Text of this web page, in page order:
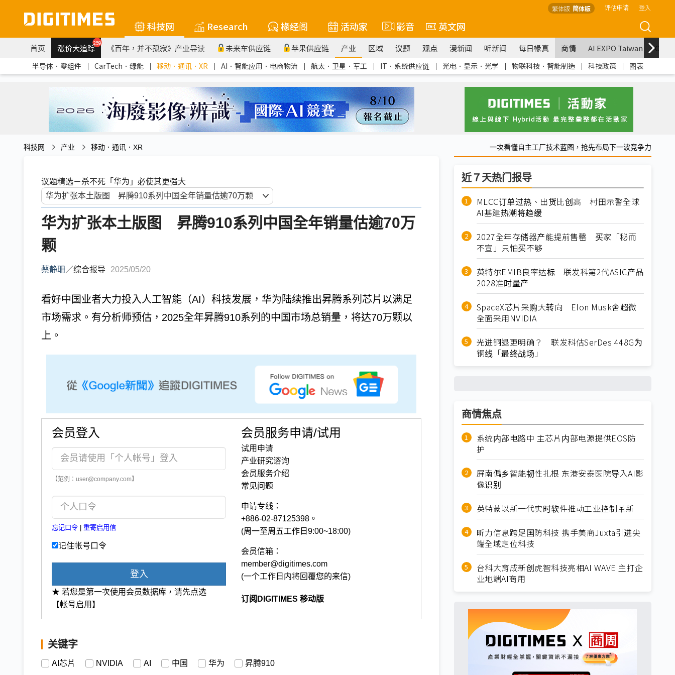
繁体版 简体版 评估申请 登入
科技网 Research 椽经阁 活动家 影音 英文网
首页 涨价大追踪259 《百年，并不孤寂》产业导读 未来车供应链 苹果供应链 产业 区域 议题 观点 漫新闻 听新闻 每日椽真 商情 AI EXPO Taiwan
半导体．零组件 ｜ CarTech．绿能 ｜ 移动．通讯．XR ｜ AI．智能应用．电商物流 ｜ 航太．卫星．军工 ｜ IT．系统供应链 ｜ 光电．显示．光学 ｜ 物联科技．智能制造 ｜ 科技政策 ｜ 图表
科技网 产业 移动．通讯．XR 一次看懂自主工厂技术蓝图，抢先布局下一波竞争力
议题精选－杀不死「华为」必使其更强大
华为扩张本土版图 昇腾910系列中国全年销量估逾70万
颗
蔡静珊／综合报导 2025/05/20
看好中国业者大力投入人工智能（AI）科技发展，华为陆续推出昇腾系列芯片以满足
市场需求。有分析师预估，2025全年昇腾910系列的中国市场总销量，将达70万颗以
上。
会员登入
【范例：user@company.com】
忘记口令 重寄启用信
记住帐号口令
登入
★ 若您是第一次使用会员数据库，请先点选
【帐号启用】
会员服务申请/试用
试用申请
产业研究谘询
会员服务介绍
常见问题
申请专线：
+886-02-87125398。
(周一至周五工作日9:00~18:00)
会员信箱：
member@digitimes.com
(一个工作日内将回覆您的来信)
订阅DIGITIMES 移动版
关键字
AI芯片 NVIDIA AI 中国 华为 昇腾910
近７天热门报导
MLCC订单过热、出货比创高 村田示警全球
AI基建热潮将趋缓
2027全年存储器产能提前售罄 买家「秘而
不宣」只怕买不够
英特尔EMIB良率达标 联发科第2代ASIC产品
2028准时量产
SpaceX芯片采购大转向 Elon Musk舍超微
全面采用NVIDIA
光进铜退更明确？ 联发科估SerDes 448G为
铜线「最终战场」
商情焦点
系统内部电路中 主芯片内部电源提供EOS防
护
屏南偏乡智能韧性扎根 东港安泰医院导入AI影
像识别
英特蒙以新一代实时软件推动工业控制革新
昕力信息跨足国防科技 携手美商Juxta引进尖
端全域定位科技
台科大育成新创虎智科技亮相AI WAVE 主打企
业地端AI商用